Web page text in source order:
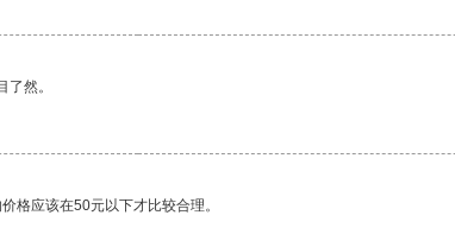
然。
格应该在50元以下才比较合理。